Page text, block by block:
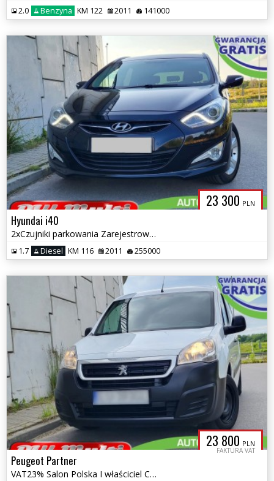
2.0 Benzyna KM 122 2011 141000
23 300 PLN
Hyundai i40
2xCzujniki parkowania Zarejestrowany w PL ZAMIANA GWARANCJA!
1.7 Diesel KM 116 2011 255000
23 800 PLN
FAKTURA VAT
Peugeot Partner
VAT23% Salon Polska I właściciel Czujniki parkowania ZAMIANA GWARANCJA